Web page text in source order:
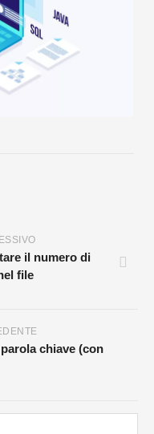
il numero di
file
chiave (con